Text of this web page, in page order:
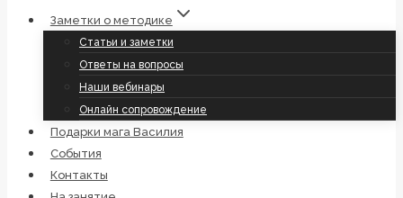
Заметки о методике
Статьи и заметки
Ответы на вопросы
Наши вебинары
Онлайн сопровождение
Подарки мага Василия
События
Контакты